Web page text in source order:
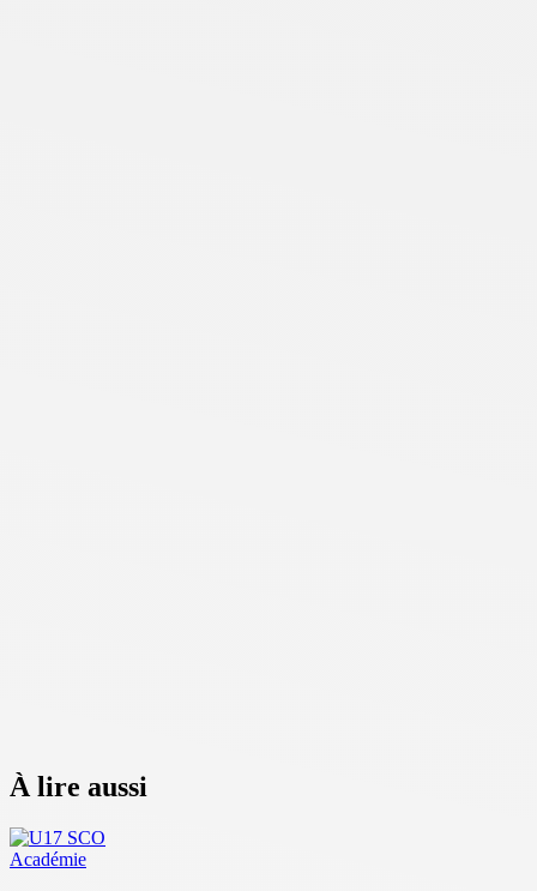
À lire aussi
Académie